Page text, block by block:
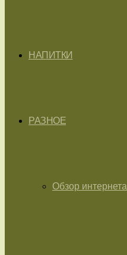
НАПИТКИ
РАЗНОЕ
Обзор интернета